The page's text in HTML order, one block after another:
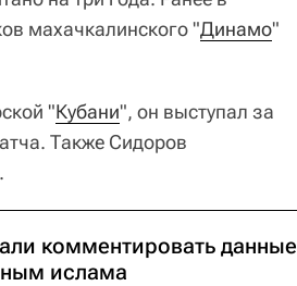
махачкалинского "Динамо"
"Кубани", он выступал за
Также Сидоров
комментировать данные
ислама